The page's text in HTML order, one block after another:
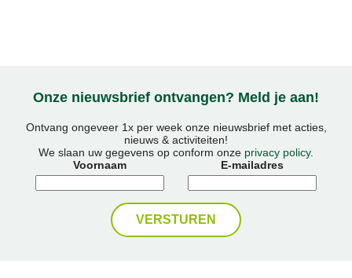
Onze nieuwsbrief ontvangen? Meld je aan!
Ontvang ongeveer 1x per week onze nieuwsbrief met acties,
nieuws & activiteiten!
We slaan uw gegevens op conform onze privacy policy.
Voornaam
E-mailadres